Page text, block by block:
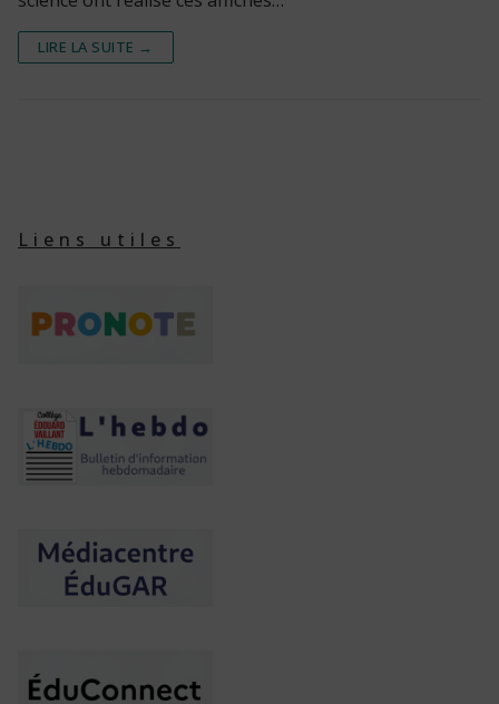
LIRE LA SUITE →
Liens utiles